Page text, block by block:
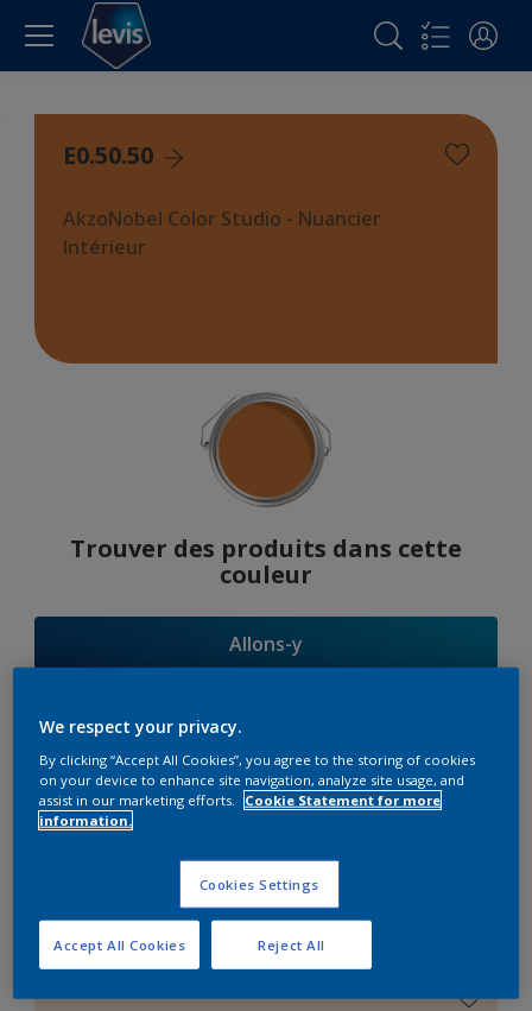
E0.50.50
AkzoNobel Color Studio - Nuancier
Intérieur
Trouver des produits dans cette
couleur
Allons-y
Suggestions
d'Harmonies
Le Blanc Parfait
We respect your privacy.
By clicking “Accept All Cookies”, you agree to the storing of cookies
on your device to enhance site navigation, analyze site usage, and
assist in our marketing efforts.
Cookie Statement for more
information.
Cookies Settings
Reject All
Accept All Cookies